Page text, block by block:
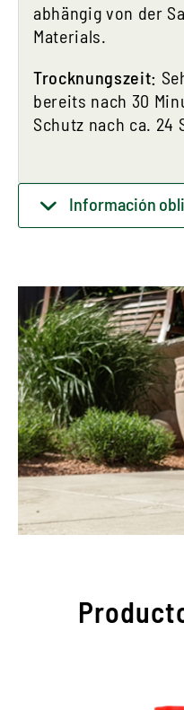
abhängig von der
Materials.
Trocknungszeit:
bereits nach 30
Schutz nach ca. 24
Información